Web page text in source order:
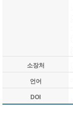
소장처
언어
DOI